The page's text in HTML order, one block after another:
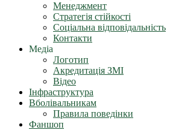
Менеджмент
Стратегія стійкості
Соціальна відповідальність
Контакти
Медіа
Логотип
Акредитація ЗМІ
Відео
Інфраструктура
Вболівальникам
Правила поведінки
Фаншоп